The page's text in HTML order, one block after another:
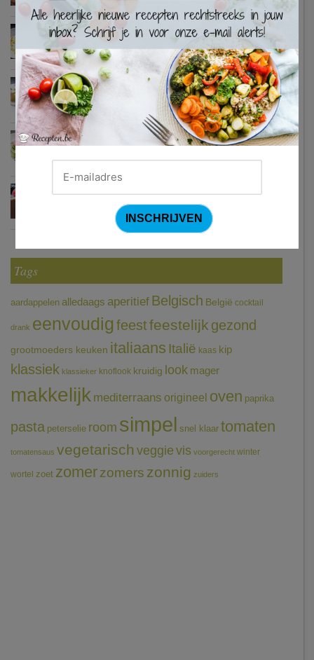
Waterzooi van pladijs met venkel (Colruyt)
Zweedse gehaktballetjes
Courgetti met paprikasaus en halloumi (Sandra Bekkari)
Tags
aardappelen alledaags aperitief Belgisch België cocktail
drank eenvoudigfeestfeestelijk gezond
grootmoeders keuken italiaans Italië kaas kip
klassiek klassieker knoflook kruidig look mager
makkelijk mediterraans origineel oven paprika
pasta peterselie room simpel snel klaar tomaten
tomatensaus vegetarischveggie vis voorgerecht winter
wortel zoet zomerzomers zonnig zuiders